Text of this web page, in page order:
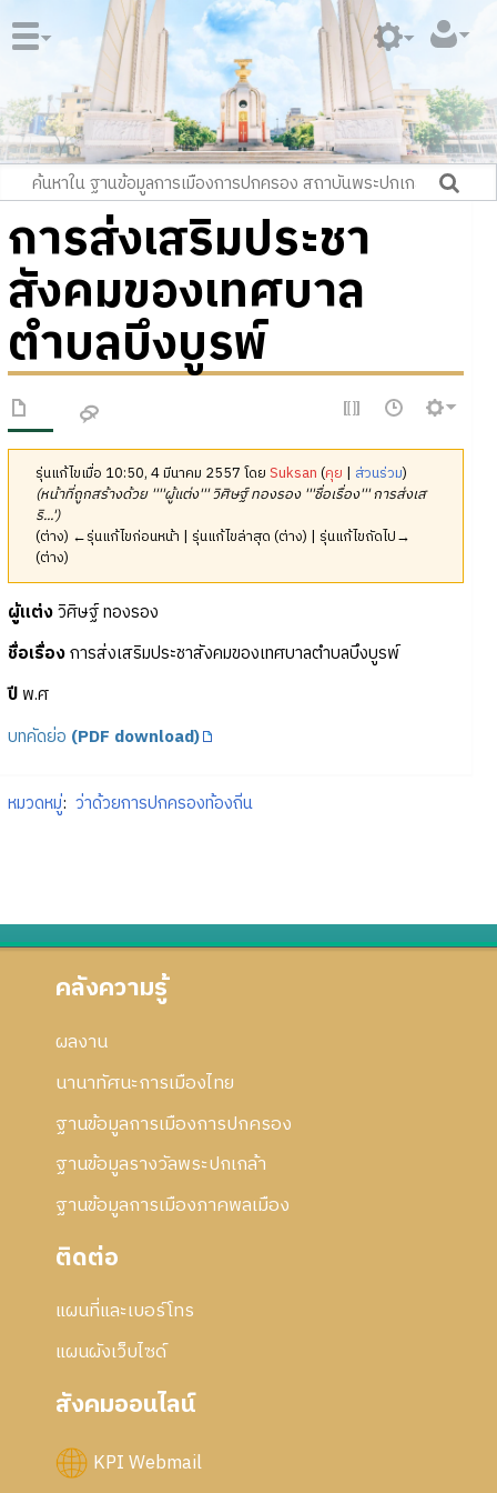
การส่งเสริมประชา
สังคมของเทศบาล
ตำบลบึงบูรพ์
รุ่นแก้ไขเมื่อ 10:50, 4 มีนาคม 2557 โดยSuksan (คุย | ส่วนร่วม)
(หน้าที่ถูกสร้างด้วย ''''ผู้แต่ง''' วิศิษฐ์ ทองรอง '''ชื่อเรื่อง''' การส่งเส
ริ...')
(ต่าง) ←รุ่นแก้ไขก่อนหน้า | รุ่นแก้ไขล่าสุด (ต่าง) | รุ่นแก้ไขถัดไป→
(ต่าง)
ผู้แต่งวิศิษฐ์ ทองรอง
ชื่อเรื่องการส่งเสริมประชาสังคมของเทศบาลตำบลบึงบูรพ์
ปีพ.ศ
บทคัดย่อ (PDF download)
หมวดหมู่: ว่าด้วยการปกครองท้องถิ่น
คลังความรู้
ผลงาน
นานาทัศนะการเมืองไทย
ฐานข้อมูลการเมืองการปกครอง
ฐานข้อมูลรางวัลพระปกเกล้า
ฐานข้อมูลการเมืองภาคพลเมือง
ติดต่อ
แผนที่และเบอร์โทร
แผนผังเว็บไซด์
สังคมออนไลน์
KPI Webmail